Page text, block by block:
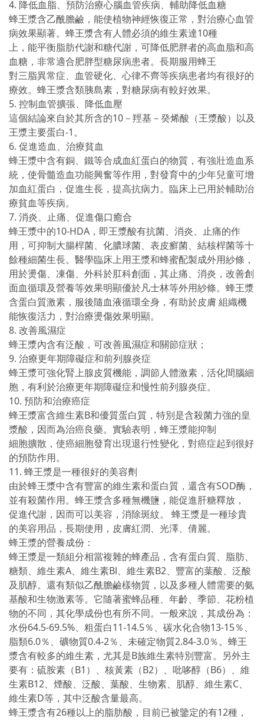
4. 降低血脂、預防治療心腦血管疾病、輔助降低血糖
蜂王漿含乙酰膽鹼，能使植物神經恢復正常，對治療心血管
病效果顯著。蜂王漿含有人體必須的維生素達10種
上，能平衡脂肪代謝和糖代謝，可降低肥胖者的高血脂和高
血糖，非常適合肥胖型糖尿病患者。長期服用蜂王
對三脂異常症、血管硬化、心律不齊等疾病患者均有很好的
療效。蜂王漿含類胰島素，對糖尿病有較好效果。
5. 控制血管擴張、降低血壓
這個結論來自於其所含的10－羥基－癸烯酸（王漿酸）以及
王漿主要蛋白-1。
6. 促進造血、治療貧血
蜂王漿中含有銅、鐵等合成血紅蛋白的物質，有強壯造血系
統，使骨髓造血功能興奮等作用，對發育中的少年兒童可增
加血紅蛋白，促進生長，提高抗病力。臨床上已用於輔助治
療貧血等疾病。
7. 消炎、止痛、促進傷口癒合
蜂王漿中的10-HDA，即王漿酸有抗菌、消炎、止痛的作
用，可抑制大腸桿菌、化膿球菌、表皮癬菌、結核桿菌等十
餘種細菌生長。醫學臨床上用王漿和蜂蜜配製成外用紗條，
用於燙傷、凍傷、外科於肛科創面，其止痛、消炎，改善創
面血循環及營養等效果明顯優於凡士林等外用紗條。蜂王漿
含蛋白質激素，服後隨血液循環全身，有助於皮膚 組織機
能恢復活力，對治療燙傷效果明顯。
8. 改善風濕症
蜂王漿內含有泛酸，可改善風濕症和關節症狀；
9. 治療更年期障礙症和前列腺炎症
蜂王漿可強化腎上腺皮質機能，調節人體激素，活化間腦細
胞，有利於治療更年期障礙症和慢性前列腺炎症。
10. 預防和治療癌症
蜂王漿富含維生素B和優質蛋白質，特別是含殺菌力強的皇
漿酸，因而為治癌良藥。實驗表明，蜂王漿能抑制
細胞擴散，使癌細胞發育出現退行性變化，對癌症起到很好
的預防作用。
11. 蜂王漿是一種很好的美容劑
由於蜂王漿中含有豐富的維生素和蛋白質，還含有SOD酶，
並有殺菌作用。蜂王漿含多種無機鹽，能促進肝糖釋放，
促進代謝，因而可以美容，消除斑紋。 蜂王漿是一種珍貴
的美容用品，長期使用，皮膚紅潤、光澤、倩麗。
蜂王漿的營養成份：
蜂王漿是一類組分相當複雜的蜂產品，含有蛋白質、脂肪、
糖類、維生素A、維生素Bl、維生素B2、豐富的葉酸、泛酸
及肌醇。還有類似乙酰膽鹼樣物質，以及多種人體需要的氨
基酸和生物激素等。它隨著蜜蜂品種、年齡、季節、花粉植
物的不同，其化學成份也有所不同。一般來說，其成份為：
水份64.5-69.5%、粗蛋白11-14.5％、碳水化合物13-15％、
脂類6.0％、礦物質0.4-2％、未確定物質2.84-3.0％。蜂王
漿含有較多的維生素，尤其是B族維生素特別豐富。另外主
要有：硫胺素（B1）、核黃素（B2）、吡哆醇（B6）、維
生素B12、煙酸、泛酸、葉酸、生物素、肌醇、維生素C、
維生素D等，其中泛酸含量最高。
蜂王漿含有26種以上的脂肪酸，目前已被鑒定的有12種，